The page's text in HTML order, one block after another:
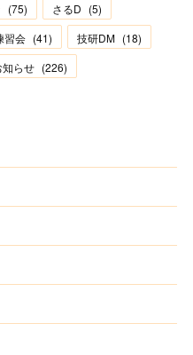
(75) さるD (5)
習会 (41) 技研DM (18)
知らせ (226)